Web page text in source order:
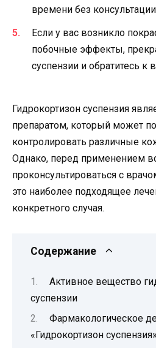
времени без
Если у вас возникло
побочные эффекты,
суспензии и обратитесь к
Гидрокортизон суспензия
препаратом, который может
контролировать различные
Однако, перед применением
проконсультироваться с
это наиболее подходящее
конкретного случая.
Содержание
Активное вещество
суспензии
Фармакологическое
«Гидрокортизон суспензия»